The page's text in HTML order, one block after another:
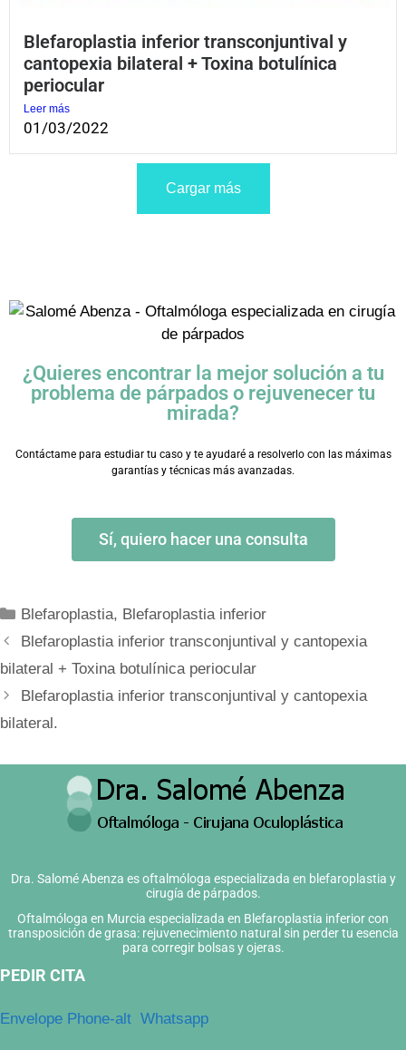
Blefaroplastia inferior transconjuntival y
cantopexia bilateral + Toxina botulínica
periocular
Leer más
01/03/2022
Cargar más
¿Quieres encontrar la mejor solución a tu
problema de párpados o rejuvenecer tu
mirada?
Contáctame para estudiar tu caso y te ayudaré a resolverlo con las máximas
garantías y técnicas más avanzadas.
Sí, quiero hacer una consulta
Blefaroplastia, Blefaroplastia inferior
Blefaroplastia inferior transconjuntival y cantopexia
bilateral + Toxina botulínica periocular
Blefaroplastia inferior transconjuntival y cantopexia
bilateral.
Dra. Salomé Abenza es oftalmóloga especializada en blefaroplastia y
cirugía de párpados.
Oftalmóloga en Murcia especializada en Blefaroplastia inferior con
transposición de grasa: rejuvenecimiento natural sin perder tu esencia
para corregir bolsas y ojeras.
PEDIR CITA
Envelope Phone-alt Whatsapp